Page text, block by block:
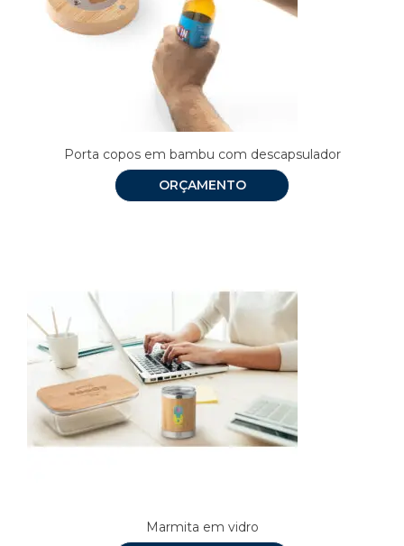
Porta copos em bambu com descapsulador
ORÇAMENTO
Marmita em vidro